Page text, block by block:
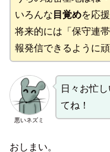
いろんな 目覚めを応
将来的には「保守連
報発信できるように
悪いネズミ
日々お忙
てね！
おしまい。